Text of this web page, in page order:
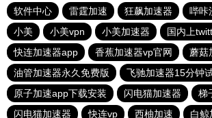
软件中心
雷霆加速 狂飙加速器 哔咔
小美
小美vpn 小美加速器
国内上
快连加速器app
香蕉加速器vp官网
蘑菇
油管加速器永久免费版
飞驰加速器15分钟
原子加速app下载安装
闪电猫加速器
梯
闪电猫加速器
快连vp 西柚加速 白鲸